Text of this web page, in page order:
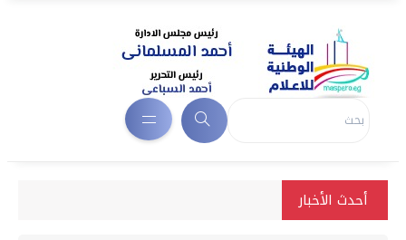
أحدث الأخبار